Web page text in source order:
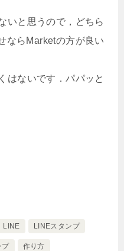
いと思うので，どちら
ならMarketの方が良い
はないです．パパッと
LINE LINEスタンプ
プ 作り方